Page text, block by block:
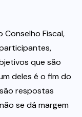
Fiscal,
que são
deles é o fim do
respostas
se dá margem